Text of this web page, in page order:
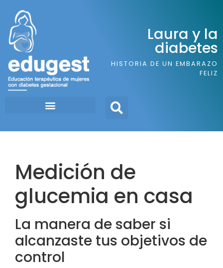
Laura y la
diabetes
HISTORIA DE UN EMBARAZO
FELIZ
Medición de
glucemia en casa
La manera de saber si
alcanzaste tus objetivos de
control